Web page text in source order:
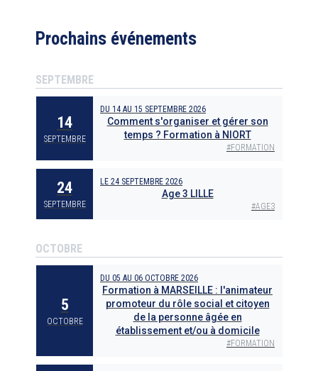
Prochains événements
SEPTEMBRE
14
SEPTEMBRE
DU 14 AU 15 SEPTEMBRE 2026
Comment s'organiser et gérer son
temps ? Formation à NIORT
#FORMATION
24
SEPTEMBRE
LE 24 SEPTEMBRE 2026
Age 3 LILLE
#AGE3
OCTOBRE
5
OCTOBRE
DU 05 AU 06 OCTOBRE 2026
Formation à MARSEILLE : l'animateur
promoteur du rôle social et citoyen
de la personne âgée en
établissement et/ou à domicile
#FORMATION